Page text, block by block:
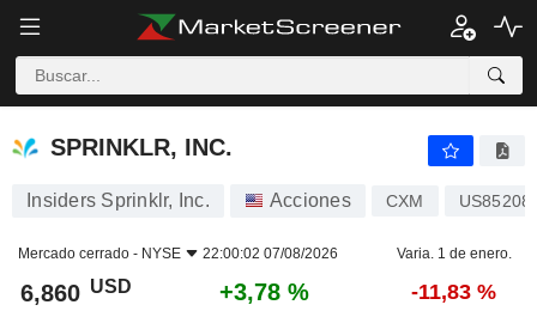
SPRINKLR, INC.
SPRINKLR, INC.
Insiders Sprinklr, Inc. Acciones CXM
Mercado cerrado - NYSE 22:00:02 07/08/2026 Varia. 1 de enero.
6,860 USD +3,78 % -11,83 %